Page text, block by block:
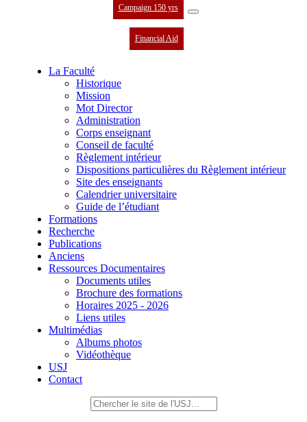
Campaign 150 yrs
Financial Aid
La Faculté
Historique
Mission
Mot Director
Administration
Corps enseignant
Conseil de faculté
Règlement intérieur
Dispositions particulières du Règlement intérieur
Site des enseignants
Calendrier universitaire
Guide de l’étudiant
Formations
Recherche
Publications
Anciens
Ressources Documentaires
Documents utiles
Brochure des formations
Horaires 2025 - 2026
Liens utiles
Multimédias
Albums photos
Vidéothèque
USJ
Contact